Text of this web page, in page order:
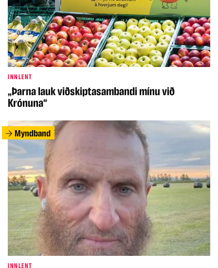
INNLENT
„Þarna lauk viðskiptasambandi mínu við
Krónuna“
Myndband
INNLENT